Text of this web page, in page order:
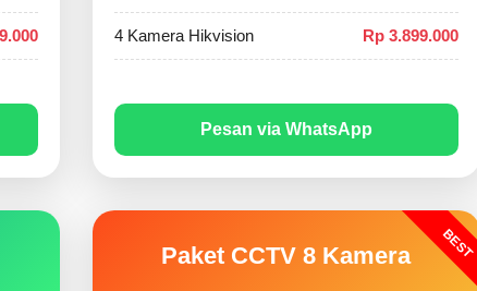
4 Kamera Hikvision Rp 3.899.000
Pesan via WhatsApp
BEST
Paket CCTV 8 Kamera